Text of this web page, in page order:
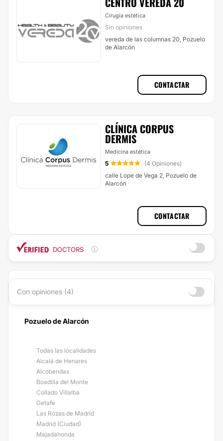
Cirugía estética
Sin opiniones
vereda de las columnas 20, Pozuelo
de Alarcón
CONTACTAR
CLÍNICA CORPUS
DERMIS
Medicina estética
5
(4 Opiniones)
calle Lope de Vega 2, Pozuelo de
Alarcón
CONTACTAR
DOCTORS
Con opiniones (4)
Pozuelo de Alarcón
Todas las localidades
Alcalá de Henares
Alcobendas
Boadilla del Monte
Collado Villalba
Getafe
Las Rozas de Madrid
Madrid (Ciudad)
Majadahonda